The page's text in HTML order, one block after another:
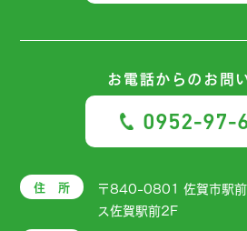
お電話からのお問
0952-97-
住 所
〒840-0801 佐賀市駅
ス佐賀駅前2F